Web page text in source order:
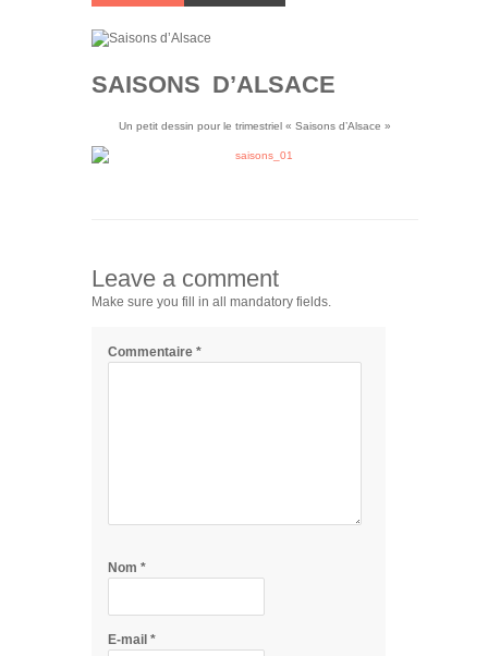
SAISONS D’ALSACE
Un petit dessin pour le trimestriel « Saisons d’Alsace »
Leave a comment
Make sure you fill in all mandatory fields.
Commentaire *
Nom *
E-mail *